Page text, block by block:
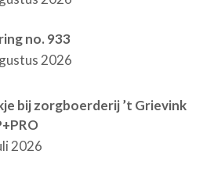
no. 933
2026
bij zorgboerderij ’t Grievink
2026